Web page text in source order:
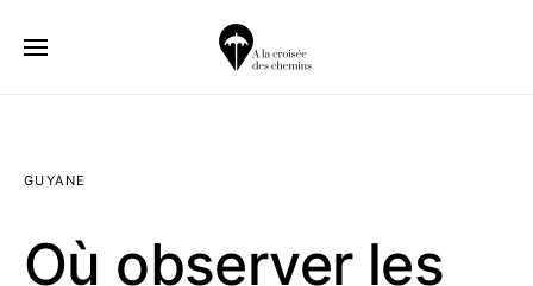
GUYANE
Où observer les